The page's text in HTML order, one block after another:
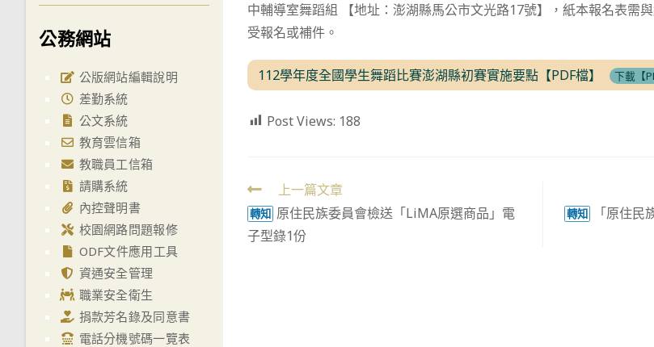
中輔導室舞蹈組 【地址：澎湖縣馬公市文光路17號】，紙本報名表需
受報名或補件。
112學年度全國學生舞蹈比賽澎湖縣初賽實施要點【PDF檔】 下載【
Post Views: 188
Read
more
articles
上一篇文章
轉知 原住民族委員會檢送「LiMA原選商品」電
子型錄1份
轉知
「原住
公務網站
公版網站編輯說明
差勤系統
公文系統
教育雲信箱
教職員工信箱
請購系統
內控聲明書
校園網路問題報修
ODF文件應用工具
資通安全管理
職業安全衛生
捐款芳名錄及同意書
電話分機號碼一覽表